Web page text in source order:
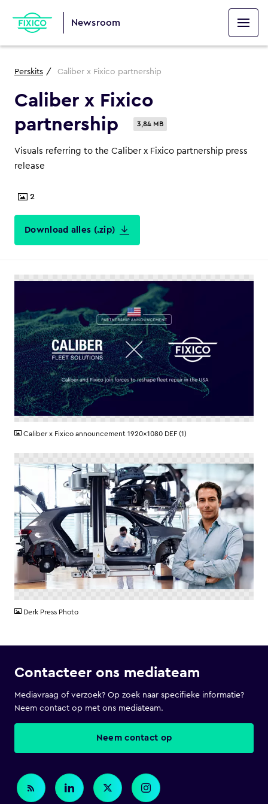
Newsroom
Perskits Caliber x Fixico partnership
Caliber x Fixico
partnership
3,84 MB
Visuals referring to the Caliber x Fixico partnership press
release
2
Download alles (.zip)
PNG
Caliber x Fixico announcement 1920x1080 DEF (1)
PNG
Derk Press Photo
Contacteer ons mediateam
Mediavraag of verzoek? Op zoek naar specifieke informatie?
Neem contact op met ons mediateam.
Neem contact op